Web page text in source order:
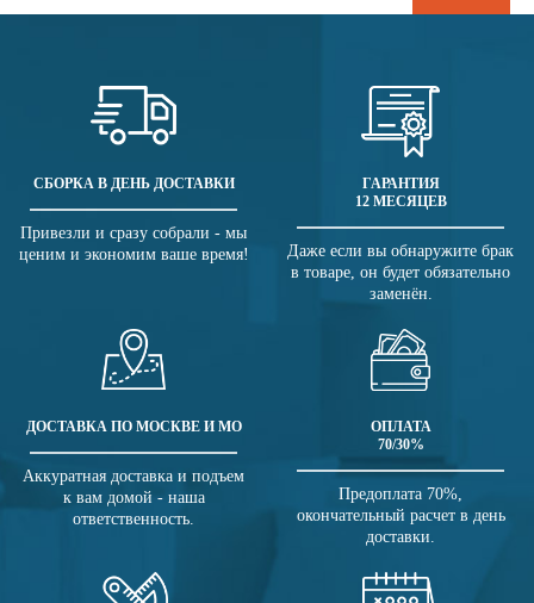
СБОРКА В ДЕНЬ ДОСТАВКИ
Привезли и сразу собрали - мы
ценим и экономим ваше время!
ГАРАНТИЯ
12 МЕСЯЦЕВ
Даже если вы обнаружите брак
в товаре, он будет обязательно
заменён.
ДОСТАВКА ПО МОСКВЕ И МО
Аккуратная доставка и подъем
к вам домой - наша
ответственность.
ОПЛАТА
70/30%
Предоплата 70%,
окончательный расчет в день
доставки.